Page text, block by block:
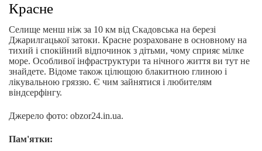
Красне
Селище менш ніж за 10 км від Скадовська на березі
Джарилгацької затоки. Красне розраховане в основному на
тихий і спокійний відпочинок з дітьми, чому сприяє мілке
море. Особливої інфраструктури та нічного життя ви тут не
знайдете. Відоме також цілющою блакитною глиною і
лікувальною гряззю. Є чим зайнятися і любителям
віндсерфінгу.
Джерело фото: obzor24.in.ua.
Пам'ятки: